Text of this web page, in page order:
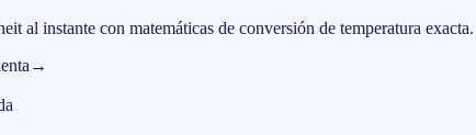
al instante con matemáticas de conversión de temperatura exacta.
→